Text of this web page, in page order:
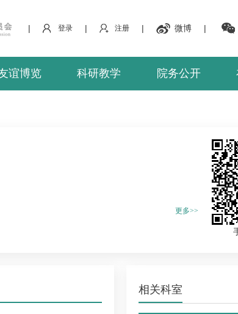
| 登录 | 注册 | 微博 |
谊博览 科研教学 院务公开
更多>>
相关科室